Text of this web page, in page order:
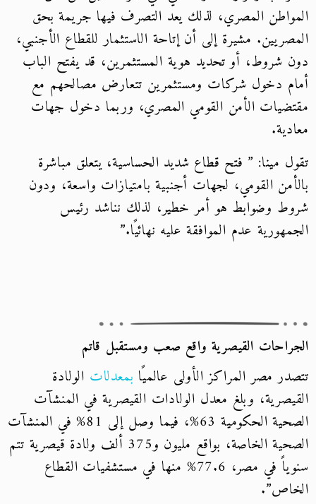
المواطن المصري، لذلك يعد التصرف فيها جريمة بحق
المصريين. مشيرة إلى أن إتاحة الاستثمار للقطاع الأجنبي،
دون شروط، أو تحديد هوية المستثمرين، قد يفتح الباب
أمام دخول شركات ومستثمرين تتعارض مصالحهم مع
مقتضيات الأمن القومي المصري، وربما دخول جهات
معادية.
تقول مينا: ” فتح قطاع شديد الحساسية، يتعلق مباشرة
بالأمن القومي، لجهات أجنبية بامتيازات واسعة، ودون
شروط وضوابط هو أمر خطير، لذلك نناشد رئيس
الجمهورية عدم الموافقة عليه نهائيًا.”
الجراحات القيصرية واقع صعب ومستقبل قاتم
تتصدر مصر المراكز الأولى عالميًا بمعدلات الولادة
القيصرية، وبلغ معدل الولادات القيصرية في المنشآت
الصحية الحكومية 63%، فيما وصل إلى 81% في المنشآت
الصحية الخاصة، بواقع مليون و375 ألف ولادة قيصرية تتم
سنوياً في مصر، 77.6% منها في مستشفيات القطاع
الخاص”.